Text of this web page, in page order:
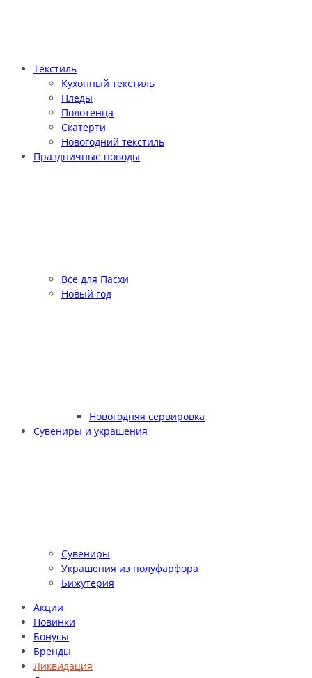
Текстиль
Кухонный текстиль
Пледы
Полотенца
Скатерти
Новогодний текстиль
Праздничные поводы
Все для Пасхи
Новый год
Новогодняя сервировка
Сувениры и украшения
Сувениры
Украшения из полуфарфора
Бижутерия
Акции
Новинки
Бонусы
Бренды
Ликвидация